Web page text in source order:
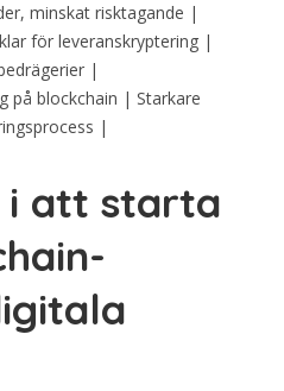
minskat risktagande |
för leveranskryptering |
|
på blockchain | Starkare
|
i att starta